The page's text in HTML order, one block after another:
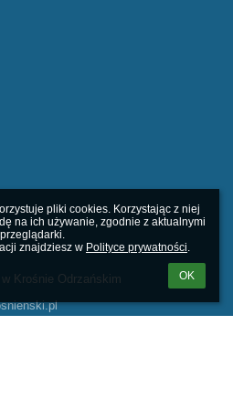
pliki cookies. Korzystając z niej
na ich używanie, zgodnie z aktualnymi
znajdziesz w Polityce prywatności.
OK
Krośnie Odrzańskim